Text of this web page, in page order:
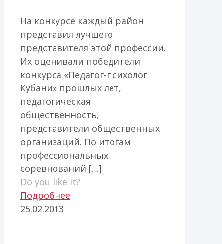
На конкурсе каждый район
представил лучшего
представителя этой профессии.
Их оценивали победители
конкурса «Педагог-психолог
Кубани» прошлых лет,
педагогическая
общественность,
представители общественных
организаций. По итогам
профессиональных
соревнований […]
Do you like it?
Подробнее
25.02.2013